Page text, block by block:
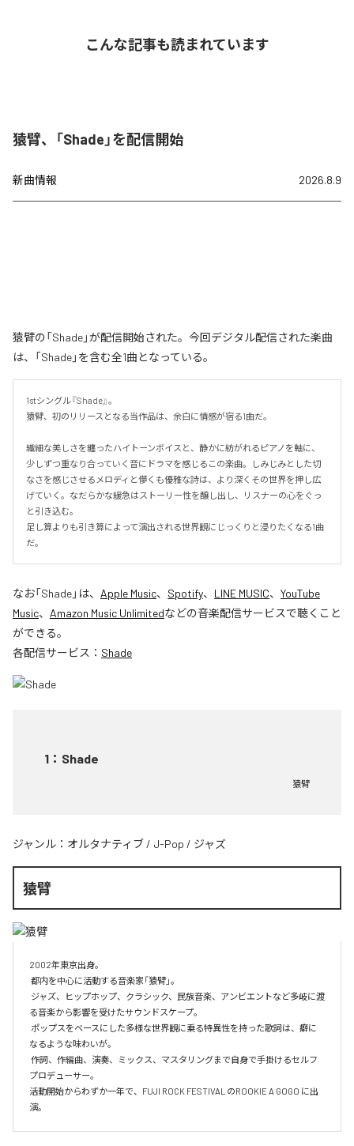
こんな記事も読まれています
猿臂、「Shade」を配信開始
新曲情報 2026.8.9
猿臂の「Shade」が配信開始された。今回デジタル配信された楽曲
は、「Shade」を含む全1曲となっている。
1stシングル『Shade』。
猿臂、初のリリースとなる当作品は、余白に情感が宿る1曲だ。
繊細な美しさを纏ったハイトーンボイスと、静かに紡がれるピアノを軸に、
少しずつ重なり合っていく音にドラマを感じるこの楽曲。しみじみとした切
なさを感じさせるメロディと儚くも優雅な詩は、より深くその世界を押し広
げていく。なだらかな緩急はストーリー性を醸し出し、リスナーの心をぐっ
と引き込む。
足し算よりも引き算によって演出される世界観にじっくりと浸りたくなる1曲
だ。
なお「Shade」は、 Apple Music、 Spotify、 LINE MUSIC、 YouTube
Music、 Amazon Music Unlimitedなどの音楽配信サービスで聴くこと
ができる。
各配信サービス： Shade
1 ： Shade
猿臂
ジャンル： オルタナティブ / J-Pop / ジャズ
猿臂
2002年東京出身。
る音楽から影響を受けたサウンドスケープ。
なるような味わいが。
プロデューサー。
活動開始からわずか一年で、FUJI ROCK FESTIVAL のROOKIE A GOGO に出
演。